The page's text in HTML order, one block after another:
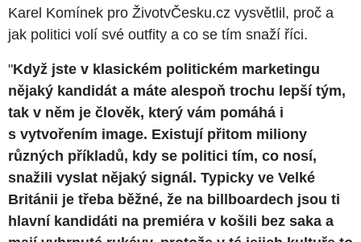
Karel Komínek pro ŽivotvČesku.cz vysvětlil, proč a
jak politici volí své outfity a co se tím snaží říci.
"Když jste v klasickém politickém marketingu
nějaký kandidát a máte alespoň trochu lepší tým,
tak v něm je člověk, který vám pomáhá i
s vytvořením image. Existují přitom miliony
různých příkladů, kdy se politici tím, co nosí,
snažili vyslat nějaký signál. Typicky ve Velké
Británii je třeba běžné, že na billboardech jsou ti
hlavní kandidáti na premiéra v košili bez saka a